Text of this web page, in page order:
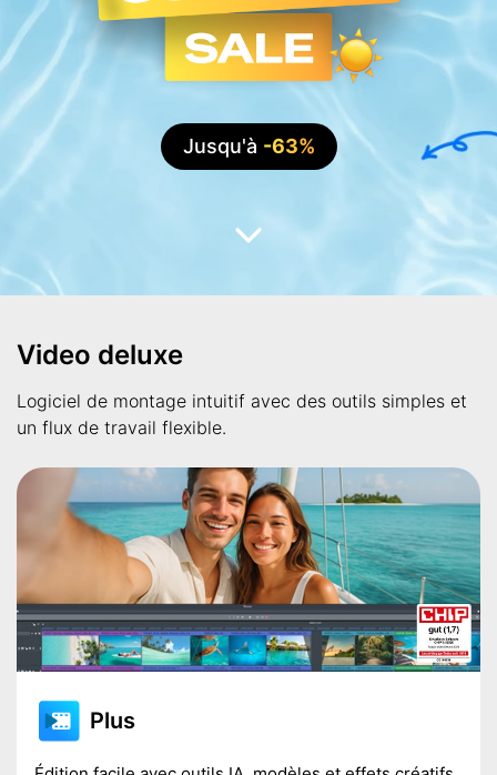
Jusqu'à -63%
Video deluxe
Logiciel de montage intuitif avec des outils simples et
un flux de travail flexible.
Plus